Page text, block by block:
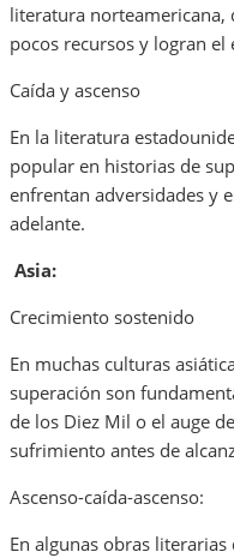
literatura norteamericana,
pocos recursos y logran
Caída y ascenso
En la literatura
popular en historias de
enfrentan adversidades y
adelante.
Asia:
Crecimiento sostenido
En muchas culturas
superación son
de los Diez Mil o el auge
sufrimiento antes de
Ascenso-caída-ascenso:
En algunas obras